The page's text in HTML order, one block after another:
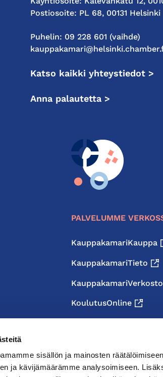
sisällön ja mainosten
ja kävijämäärämme analysoimiseen.
Postiosoite: PL 68, 00131 Helsinki
Puhelin: 09 228 601 (vaihde)
Katso kaikki yhteystiedot >
Anna palautetta >
PALVELUMME
KauppakamariKauppa
KauppakamariTieto
KauppakamariVerkosto
KoulutusOnline